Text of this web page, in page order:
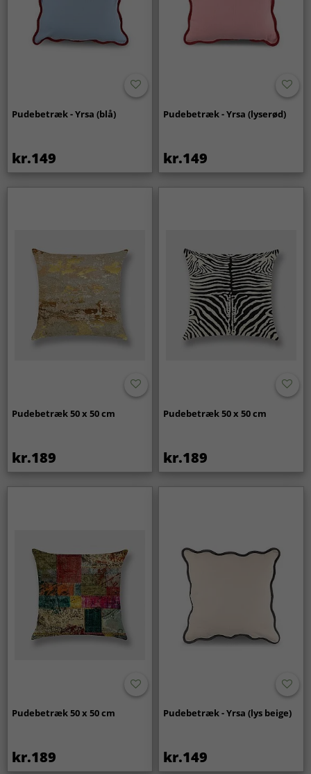
Pudebetræk - Yrsa (blå)
kr.149
Pudebetræk - Yrsa (lyserød)
kr.149
Pudebetræk 50 x 50 cm
kr.189
Pudebetræk 50 x 50 cm
kr.189
Pudebetræk 50 x 50 cm
kr.189
Pudebetræk - Yrsa (lys beige)
kr.149